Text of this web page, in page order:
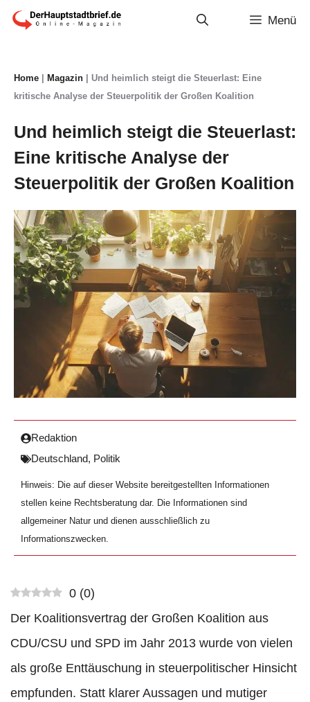
Zum
Menü
Home Magazin
Und heimlich steigt die Steuerlast: Eine
kritische Analyse der Steuerpolitik der Großen Koalition
Und heimlich steigt die Steuerlast:
Eine kritische Analyse der
Steuerpolitik der Großen Koalition
Redaktion
Deutschland, Politik
Hinweis: Die auf dieser Website bereitgestellten Informationen
stellen keine Rechtsberatung dar. Die Informationen sind
allgemeiner Natur und dienen ausschließlich zu
Informationszwecken.
0 (0)
Der Koalitionsvertrag der Großen Koalition aus
CDU/CSU und SPD im Jahr 2013 wurde von vielen
als große Enttäuschung in steuerpolitischer Hinsicht
empfunden. Statt klarer Aussagen und mutiger